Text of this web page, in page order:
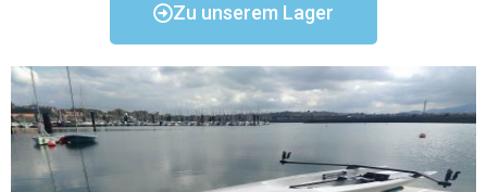
Zu unserem Lager